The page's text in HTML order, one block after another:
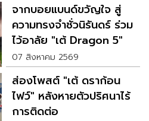
จากบอยแบนด์ขวัญใจ สู่
ความทรงจำชั่วนิรันดร์ ร่วม
ไว้อาลัย "เต้ Dragon 5"
07 สิงหาคม 2569
ส่องโพสต์ "เต้ ดราก้อน
ไฟว์" หลังหายตัวปริศนาไร้
การติดต่อ